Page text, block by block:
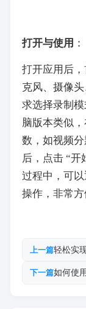
打开与使用 ：
打开应用后
克风、摄像
求选择录制
脑版本类似
数，如视频
后，点击 “开
过程中，可
操作，非常方
上一篇轻松实
下一篇如何使